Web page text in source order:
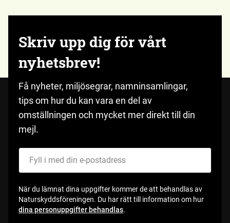
Skriv upp dig för vårt
nyhetsbrev!
Få nyheter, miljösegrar, namninsamlingar,
tips om hur du kan vara en del av
omställningen och mycket mer direkt till din
mejl.
När du lämnat dina uppgifter kommer de att behandlas av
Naturskyddsföreningen. Du har rätt till information om hur
dina personuppgifter behandlas.